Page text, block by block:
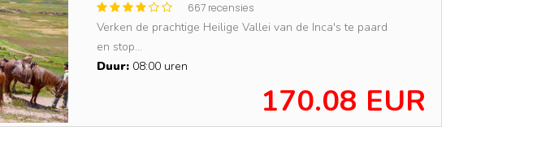
667 recensies
Verken de prachtige Heilige Vallei van de Inca's te paard
en stop...
Duur: 08:00 uren
170.08 EUR